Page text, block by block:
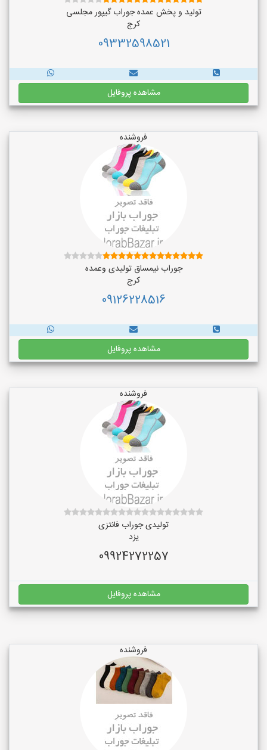
تولید و پخش عمده جوراب گیپور مجلسی
کرج
09332598521
مشاهده پروفایل
فروشنده
جوراب نیمساق تولیدی وعمده
کرج
09126228516
مشاهده پروفایل
فروشنده
تولیدی جوراب فانتزی
یزد
09924272257
مشاهده پروفایل
فروشنده